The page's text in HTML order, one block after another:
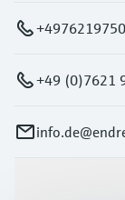
+49 (0)7621